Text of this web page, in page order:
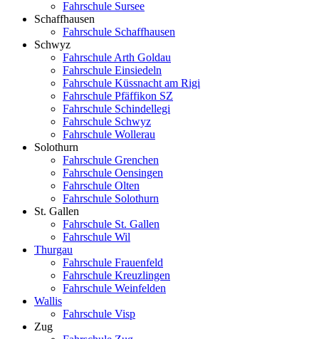
Fahrschule Sursee
Schaffhausen
Fahrschule Schaffhausen
Schwyz
Fahrschule Arth Goldau
Fahrschule Einsiedeln
Fahrschule Küssnacht am Rigi
Fahrschule Pfäffikon SZ
Fahrschule Schindellegi
Fahrschule Schwyz
Fahrschule Wollerau
Solothurn
Fahrschule Grenchen
Fahrschule Oensingen
Fahrschule Olten
Fahrschule Solothurn
St. Gallen
Fahrschule St. Gallen
Fahrschule Wil
Thurgau
Fahrschule Frauenfeld
Fahrschule Kreuzlingen
Fahrschule Weinfelden
Wallis
Fahrschule Visp
Zug